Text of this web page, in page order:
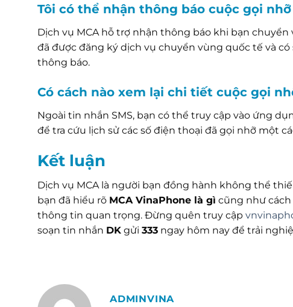
Tôi có thể nhận thông báo cuộc gọi
Dịch vụ MCA hỗ trợ nhận thông báo khi bạn
đã được đăng ký dịch vụ chuyển vùng quốc tế và
thông báo.
Có cách nào xem lại chi tiết cuộc gọi
Ngoài tin nhắn SMS, bạn có thể truy cập vào ứng
để tra cứu lịch sử các số điện thoại đã gọi nhỡ một
Kết luận
Dịch vụ MCA là người bạn đồng hành không thể
bạn đã hiểu rõ MCA VinaPhone là gì cũng như
thông tin quan trọng. Đừng quên truy cập
soạn tin nhắn DK gửi 333 ngay hôm nay để trải
ADMINVINA